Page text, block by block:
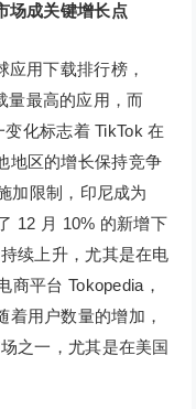
场成关键增长点
用下载排行榜，
量最高的应用，而
化标志着 TikTok 在
地区的增长保持竞争
加限制，印尼成为
12 月 10% 的新增下
续上升，尤其是在电
商平台 Tokopedia，
着用户数量的增加，
之一，尤其是在美国